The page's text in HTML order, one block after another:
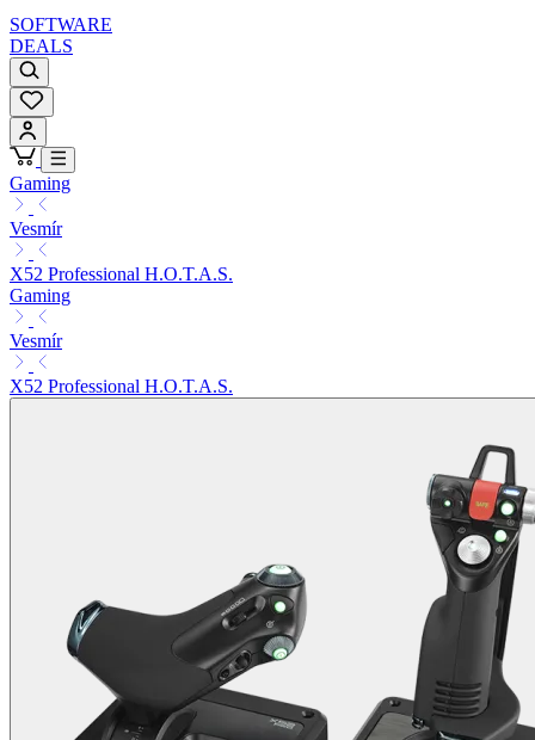
SOFTWARE
DEALS
Gaming
Vesmír
X52 Professional H.O.T.A.S.
Gaming
Vesmír
X52 Professional H.O.T.A.S.